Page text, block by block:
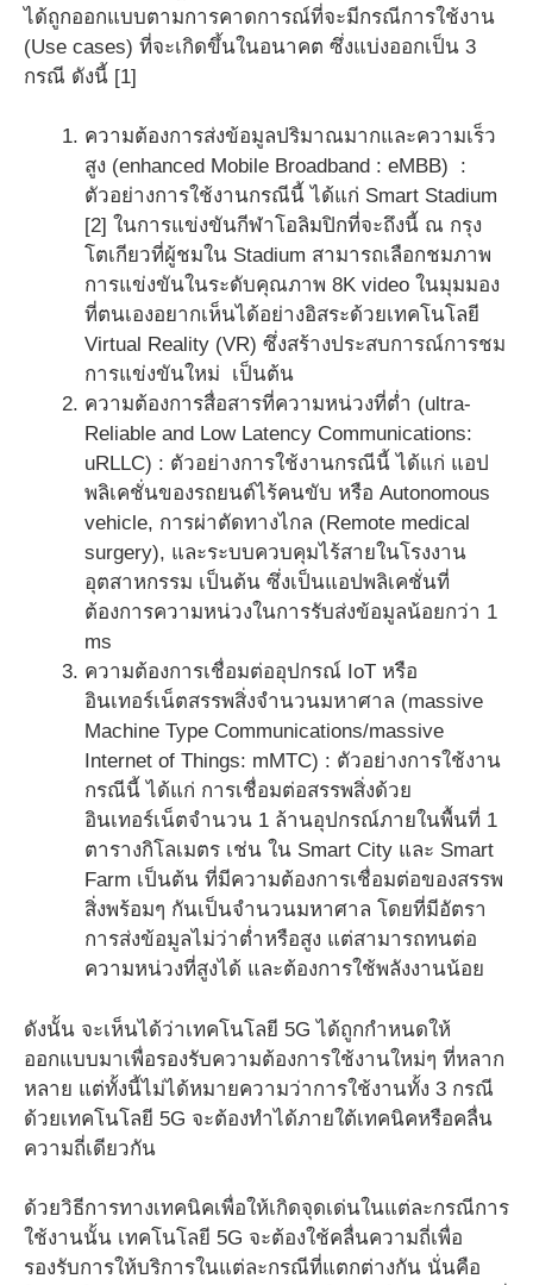
ได้ถูกออกแบบตามการคาดการณ์ที่จะมีกรณีการใช้งาน
(Use cases) ที่จะเกิดขึ้นในอนาคต ซึ่งแบ่งออกเป็น 3
กรณี ดังนี้ [1]
ความต้องการส่งข้อมูลปริมาณมากและความเร็ว
สูง (enhanced Mobile Broadband : eMBB) :
ตัวอย่างการใช้งานกรณีนี้ ได้แก่ Smart Stadium
[2] ในการแข่งขันกีฬาโอลิมปิกที่จะถึงนี้ ณ กรุง
โตเกียวที่ผู้ชมใน Stadium สามารถเลือกชมภาพ
การแข่งขันในระดับคุณภาพ 8K video ในมุมมอง
ที่ตนเองอยากเห็นได้อย่างอิสระด้วยเทคโนโลยี
Virtual Reality (VR) ซึ่งสร้างประสบการณ์การชม
การแข่งขันใหม่ เป็นต้น
ความต้องการสื่อสารที่ความหน่วงที่ต่ำ (ultra-
Reliable and Low Latency Communications:
uRLLC) : ตัวอย่างการใช้งานกรณีนี้ ได้แก่ แอป
พลิเคชั่นของรถยนต์ไร้คนขับ หรือ Autonomous
vehicle, การผ่าตัดทางไกล (Remote medical
surgery), และระบบควบคุมไร้สายในโรงงาน
อุตสาหกรรม เป็นต้น ซึ่งเป็นแอปพลิเคชั่นที่
ต้องการความหน่วงในการรับส่งข้อมูลน้อยกว่า 1
ms
ความต้องการเชื่อมต่ออุปกรณ์ IoT หรือ
อินเทอร์เน็ตสรรพสิ่งจำนวนมหาศาล (massive
Machine Type Communications/massive
Internet of Things: mMTC) : ตัวอย่างการใช้งาน
กรณีนี้ ได้แก่ การเชื่อมต่อสรรพสิ่งด้วย
อินเทอร์เน็ตจำนวน 1 ล้านอุปกรณ์ภายในพื้นที่ 1
ตารางกิโลเมตร เช่น ใน Smart City และ Smart
Farm เป็นต้น ที่มีความต้องการเชื่อมต่อของสรรพ
สิ่งพร้อมๆ กันเป็นจำนวนมหาศาล โดยที่มีอัตรา
การส่งข้อมูลไม่ว่าต่ำหรือสูง แต่สามารถทนต่อ
ความหน่วงที่สูงได้ และต้องการใช้พลังงานน้อย
ดังนั้น จะเห็นได้ว่าเทคโนโลยี 5G ได้ถูกกำหนดให้
ออกแบบมาเพื่อรองรับความต้องการใช้งานใหม่ๆ ที่หลาก
หลาย แต่ทั้งนี้ไม่ได้หมายความว่าการใช้งานทั้ง 3 กรณี
ด้วยเทคโนโลยี 5G จะต้องทำได้ภายใต้เทคนิคหรือคลื่น
ความถี่เดียวกัน
ด้วยวิธีการทางเทคนิคเพื่อให้เกิดจุดเด่นในแต่ละกรณีการ
ใช้งานนั้น เทคโนโลยี 5G จะต้องใช้คลื่นความถี่เพื่อ
รองรับการให้บริการในแต่ละกรณีที่แตกต่างกัน นั่นคือ